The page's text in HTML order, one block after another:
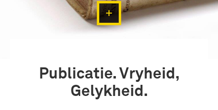
Publicatie. Vryheid,
Gelykheid.